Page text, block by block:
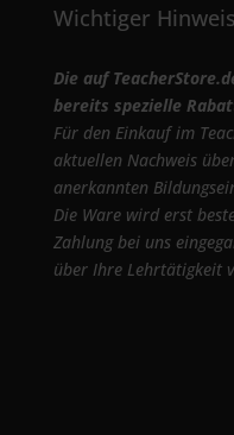
Wichtiger Hinweis
Die auf
bereits spezielle
Für den Einkauf im
aktuellen Nachweis
anerkannten
Die Ware wird erst
Zahlung bei uns
über Ihre Lehrtätigkeit